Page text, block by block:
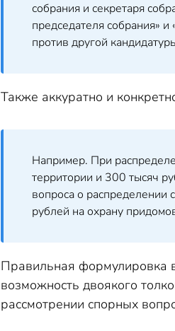
собрания и секретаря
председателя собрания»
против другой
Также аккуратно и
Например. При
территории и 300 тысяч
вопроса о распределении
рублей на охрану
Правильная формулировка
возможность двоякого
рассмотрении спорных